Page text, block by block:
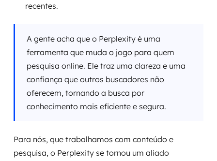
recentes.
A gente acha que o Perplexity é uma
ferramenta que muda o jogo para quem
pesquisa online. Ele traz uma clareza e uma
confiança que outros buscadores não
oferecem, tornando a busca por
conhecimento mais eficiente e segura.
Para nós, que trabalhamos com conteúdo e
pesquisa, o Perplexity se tornou um aliado